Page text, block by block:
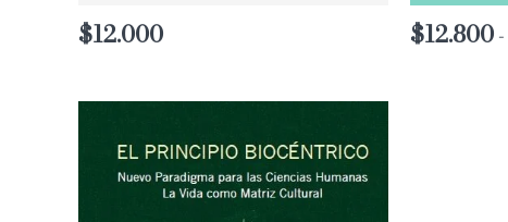
$12.000 $12.800 -